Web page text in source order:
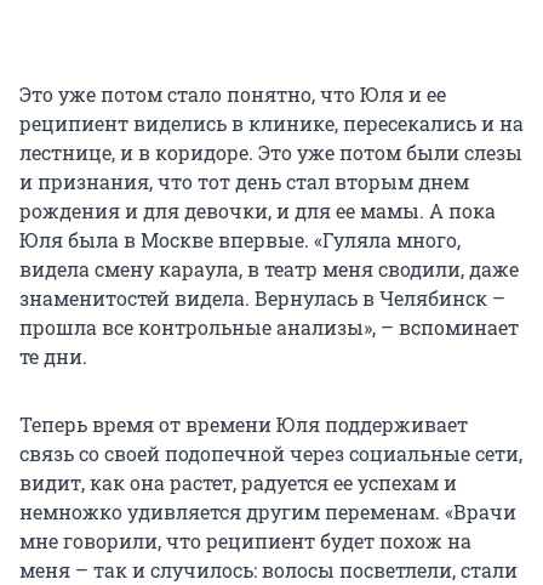
Это уже потом стало понятно, что Юля и ее
реципиент виделись в клинике, пересекались и на
лестнице, и в коридоре. Это уже потом были слезы
и признания, что тот день стал вторым днем
рождения и для девочки, и для ее мамы. А пока
Юля была в Москве впервые. «Гуляла много,
видела смену караула, в театр меня сводили, даже
знаменитостей видела. Вернулась в Челябинск –
прошла все контрольные анализы», – вспоминает
те дни.
Теперь время от времени Юля поддерживает
связь со своей подопечной через социальные сети,
видит, как она растет, радуется ее успехам и
немножко удивляется другим переменам. «Врачи
мне говорили, что реципиент будет похож на
меня – так и случилось: волосы посветлели, стали